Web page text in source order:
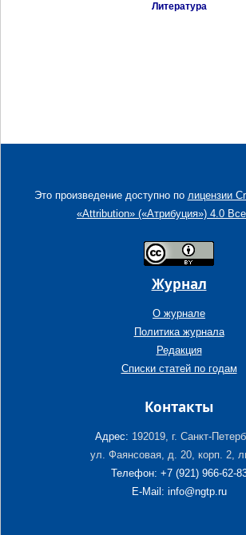
Литература
Это произведение доступно по лицензии
«Attribution» («Атрибуция») 4.0
Журнал
О журнале
Политика журнала
Редакция
Списки статей по годам
Контакты
Адрес: 192019, г. Санкт-
ул. Фаянсовая, д. 20, корп. 2,
Телефон: +7 (921) 966-62-
E-Mail: info@ngtp.ru